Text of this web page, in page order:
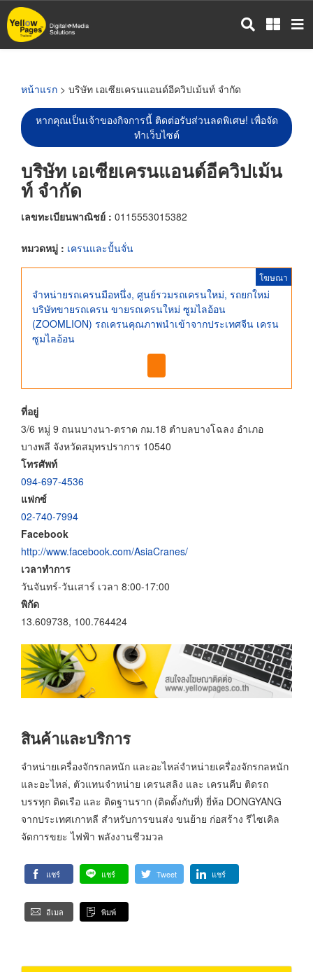
ข้าม
ไป
หน้าแรก > บริษัท เอเซียเครนแอนด์อีควิปเม้นท์ จำกัด
หากคุณเป็นเจ้าของกิจการนี้ ติดต่อรับส่วนลดพิเศษ! เพื่อจัด
ทำเว็บไซต์
บริษัท เอเซียเครนแอนด์อีควิปเม้น
ท์ จำกัด
เลขทะเบียนพาณิชย์ : 0115553015382
หมวดหมู่ : เครนและปั้นจั่น
โฆษณา
จำหน่ายรถเครนมือหนึ่ง, ศูนย์รวมรถเครนใหม่, รถยกใหม่
บริษัทขายรถเครน ขายรถเครนใหม่ ซูมไลอ้อน
(ZOOMLION) รถเครนคุณภาพนำเข้าจากประเทศจีน เครน
ซูมไลอ้อน
ที่อยู่
3/6 หมู่ 9 ถนนบางนา-ตราด กม.18 ตำบลบางโฉลง อำเภอ
บางพลี จังหวัดสมุทรปราการ 10540
โทรศัพท์
094-697-4536
แฟกซ์
02-740-7994
Facebook
http://www.facebook.com/AsiaCranes/
เวลาทำการ
วันจันทร์-วันเสาร์ เวลา 8:00-17:00
พิกัด
13.609738, 100.764424
สินค้าและบริการ
จำหน่ายเครื่องจักรกลหนัก และอะไหล่จำหน่ายเครื่องจักรกลหนัก
และอะไหล่, ตัวแทนจำหน่าย เครนสลิง และ เครนคีบ ติดรถ
บรรทุก ติดเรือ และ ติดฐานราก (ติดตั้งกับที่) ยี่ห้อ DONGYANG
จากประเทศเกาหลี สำหรับการขนส่ง ขนย้าย ก่อสร้าง รีไซเคิล
จัดการขยะ ไฟฟ้า พลังงานชีวมวล
แชร์ แชร์ Tweet แชร์
อีเมล พิมพ์